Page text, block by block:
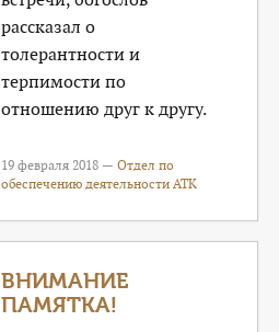
рассказал о
толерантности и
терпимости по
отношению друг к другу.
19 февраля 2018 —Отдел по
обеспечению деятельности АТК
ВНИМАНИЕ
ПАМЯТКА!